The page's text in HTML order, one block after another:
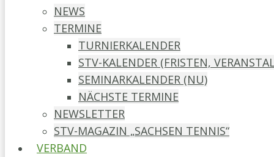
NEWS
TERMINE
TURNIERKALENDER
STV-KALENDER (FRISTEN,
SEMINARKALENDER (NU)
NÄCHSTE TERMINE
NEWSLETTER
STV-MAGAZIN „SACHSEN TENNIS“
VERBAND